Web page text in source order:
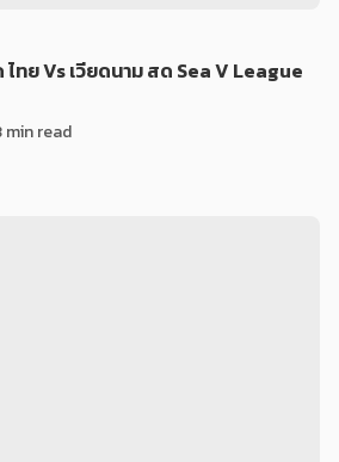
ย Vs เวียดนาม สด Sea V League
min read